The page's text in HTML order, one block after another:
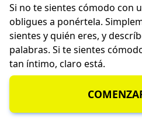
Si no te sientes cómodo con
obligues a ponértela.
sientes y quién eres, y
palabras. Si te sientes
tan íntimo, claro está.